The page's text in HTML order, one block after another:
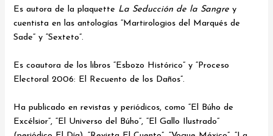
Es autora de la plaquette La Seducción de la Sangre y
cuentista en las antologías “Martirologios del Marqués de
Sade” y “Sexteto”.
Es coautora de los libros “Esbozo Histórico” y “Proceso
Electoral 2006: El Recuento de los Daños”.
Ha publicado en revistas y periódicos, como “El Búho de
Excélsior”, “El Universo del Búho”, “El Gallo Ilustrado”